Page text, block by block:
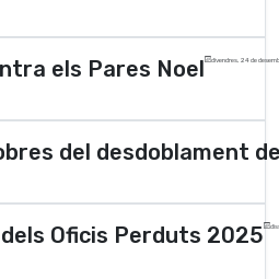
els Pares Noel divendres, 24 de
del desdoblament
Oficis Perduts 2025